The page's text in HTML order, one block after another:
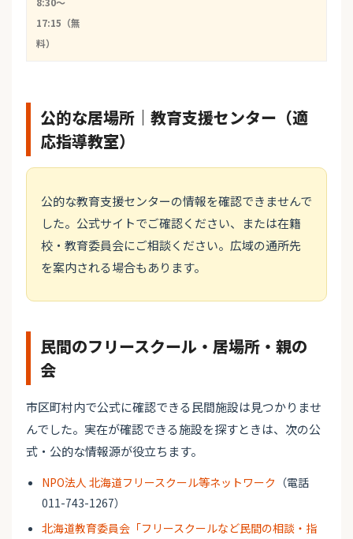
17:15（無
料）
公的な居場所｜教育支援センター（適
応指導教室）
公的な教育支援センターの情報を確認できませんで
した。公式サイトでご確認ください、または在籍
校・教育委員会にご相談ください。広域の通所先
を案内される場合もあります。
民間のフリースクール・居場所・親の
会
市区町村内で公式に確認できる民間施設は見つかりませ
んでした。実在が確認できる施設を探すときは、次の公
式・公的な情報源が役立ちます。
NPO法人 北海道フリースクール等ネットワーク （電話
011-743-1267）
北海道教育委員会「フリースクールなど民間の相談・指